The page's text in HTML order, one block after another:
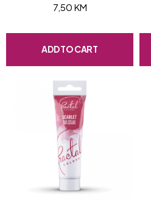
7,50 KM
ADD TO CART